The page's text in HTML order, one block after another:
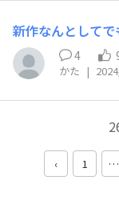
4
かた |
‹ 1 …